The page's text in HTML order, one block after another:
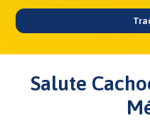
Salute